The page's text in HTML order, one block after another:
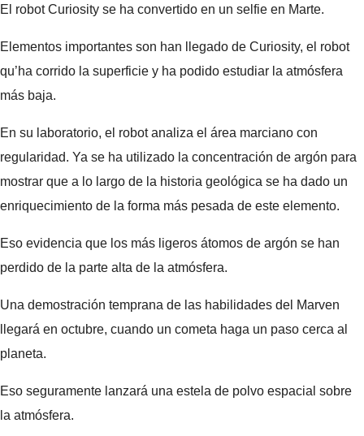
El robot Curiosity se ha convertido en un selfie en Marte.
Elementos importantes son han llegado de Curiosity, el robot
qu’ha corrido la superficie y ha podido estudiar la atmósfera
más baja.
En su laboratorio, el robot analiza el área marciano con
regularidad. Ya se ha utilizado la concentración de argón para
mostrar que a lo largo de la historia geológica se ha dado un
enriquecimiento de la forma más pesada de este elemento.
Eso evidencia que los más ligeros átomos de argón se han
perdido de la parte alta de la atmósfera.
Una demostración temprana de las habilidades del Marven
llegará en octubre, cuando un cometa haga un paso cerca al
planeta.
Eso seguramente lanzará una estela de polvo espacial sobre
la atmósfera.